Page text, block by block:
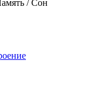
/ Сон